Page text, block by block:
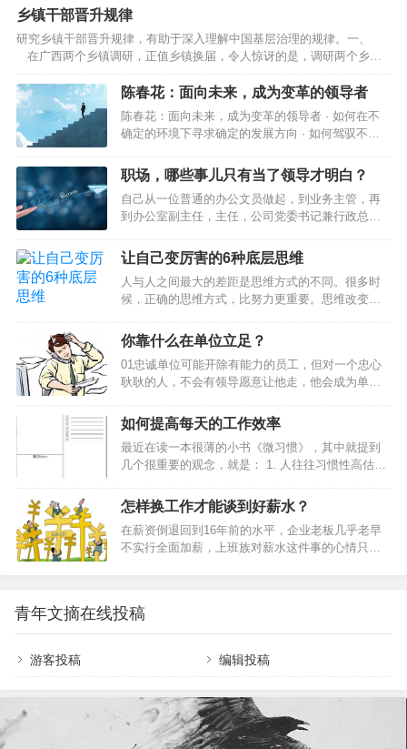
话，股市大幅调整凸显基金高波动本色……似乎所
有的路都被堵上了，资金开始向存款回流。2022年
一季度，居民存款新增7.82万亿元，相比去年同期
多增1.14万亿元。与此同时，大家还是积极偿还或
少借贷款。2022年一季度，居民贷款新增1.26万亿
元，相比去年同期少增1.3万亿元。宏观数据能反映
数量变化，却不能有效反映微观个体的心态。对个
体投资者而言，资金回流存款更多是无奈…
乡镇干部晋升规律
研究乡镇干部晋升规律，有助于深入理解中国基层治理的规律。一、
在广西两个乡镇调研，正值乡镇换届，令人惊讶的是，调研两个乡镇
几乎所有班子成员都获得了提拔或重用。提拔是指由下一级提升到上一
级，重用是同级却到了更重要岗位。乡镇换届五年一度，几乎所有班子
成员都能在五年一度的乡镇换届中提拔重用，且这是可以预期的，这就
构成了对乡镇干部的巨大激励。乡镇政权是中国五级政权的基层政治，
乡镇一级资源比较少，待遇比较差，工作条件也往往比较艰苦，对乡镇
干…
陈春花：面向未来，成为变革的领导者
陈春花：面向未来，成为变革的领导者 · 如何在不
确定的环境下寻求确定的发展方向 · 如何驾驭不确
平台 这是数智化生存环境中，领导者所要面对的一
系列挑战。 领导者要聚焦于确定组织的正确方向，
关注组织的未来，引导和影响组织成员…
职场，哪些事儿只有当了领导才明白？
自己从一位普通的办公文员做起，到业务主管，再
到办公室副主任，主任，公司党委书记兼行政总
儿只有当了领导才明白？4条亲身经历的硬道理送给
你…
让自己变厉害的6种底层思维
人与人之间最大的差距是思维方式的不同。很多时
候，正确的思维方式，比努力更重要。思维改变一
喻户晓的故事：在伦敦的一条街上有三家裁衣店，
为了招揽更多的生意，三家裁衣店的老板先后在自
己的店铺前亮出一块广告牌。最先挂出的广告牌，
醒目地写着：“本店拥有伦敦最好的裁缝。”第二家老
板见了，不甘示弱，立即挂出一块同样大小的广告
牌，上书：“本店拥有英国最好的裁缝。”看到这里，
“本店拥有世界上最好的裁缝。”不料，那老板却来
了…
你靠什么在单位立足？
01忠诚单位可能开除有能力的员工，但对一个忠心
耿耿的人，不会有领导愿意让他走，他会成为单位
景的员工。1、 站在老板的立场上思考问题；2、 与
上级分享你的想法；3、 时刻维护公司的利益；4、
琢磨为公司赚钱；5、 在外界诱惑面前经得起考验。
你靠什么在单位立足？此文堪称经典2敬业随着社会
进步，人们的知识背景越来越趋同。学历、文凭已
不再是公司挑选员工的首要条件。很多公司考察员
作的目的不仅仅在于报酬；2、 提供超…
如何提高每天的工作效率
最近在读一本很薄的小书《微习惯》，其中就提到
几个很重要的观念，就是： 1. 人往往习惯性高估短
只要开始行动，就比毫不作为强无数倍；3. 相比在
一天内做很多事，长时间坚持做一件事，累积起来
的影响力会更大。我提高工作效率的方法，总结起
来有三个方面：注重“循环”，每天从总结开始，到计
性不如烂笔头，把与工作的一切记录下来；新人最
重要的是建立一个好的工作习惯，来…
怎样换工作才能谈到好薪水？
在薪资倒退回到16年前的水平，企业老板几乎老早
不实行全面加薪，上班族对薪水这件事的心情只有
被七折八扣，不一定都如自己的意拿到更高的薪
水。同样换工作，为什么有人加薪，有人却是减
薪？关键只看一个：相关性！新旧工作之间具有愈
多相关性，薪水往上弹跳的幅度愈大；愈不具相关
性，掌握加薪的秘诀！职务相关，薪水加一些！行
业相关，再加一些！客…
青年文摘在线投稿
游客投稿 编辑投稿